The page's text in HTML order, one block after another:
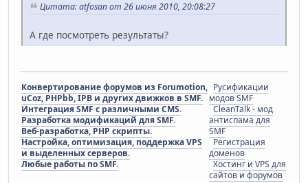
Цитата: atfosan от 26 июня 2010, 20:08:27
А где посмотреть результаты?
Конвертирование форумов из Forumotion,
uCoz, PHPbb, IPB и других движков в SMF.
Интеграция SMF с различными CMS.
Разработка модификаций для SMF.
Веб-разработка, PHP скрипты.
Настройка, оптимизация, поддержка VPS
и выделенных серверов.
Любые работы по SMF.
Русификации
модов SMF
CleanTalk - мод
антиспама для
SMF
Регистрация
доменов
Хостинг и VPS для
сайтов и форумов